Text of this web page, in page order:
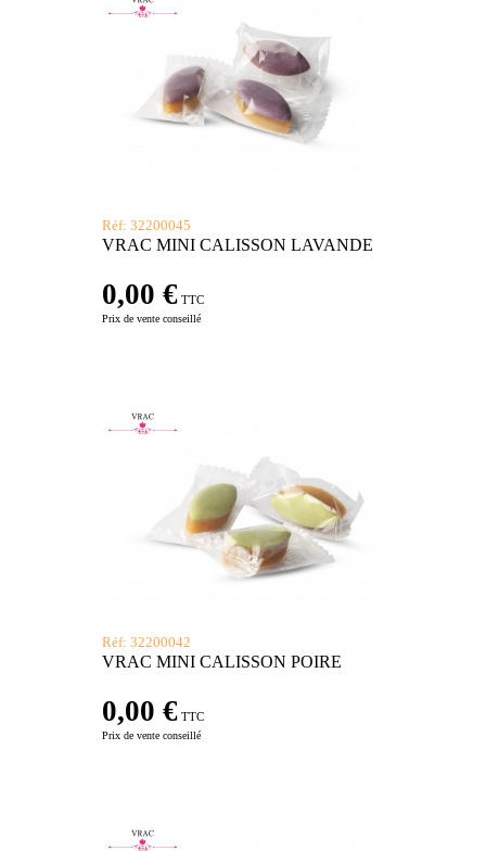
Réf: 32200045
VRAC MINI CALISSON LAVANDE
0,00 € TTC
Prix de vente conseillé
Réf: 32200042
VRAC MINI CALISSON POIRE
0,00 € TTC
Prix de vente conseillé